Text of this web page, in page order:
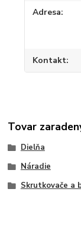
Adresa
Kontakt
Tovar
Dielňa
Náradie
Skrutkovače a